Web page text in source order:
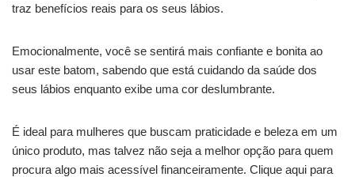
traz benefícios reais para os seus lábios.
Emocionalmente, você se sentirá mais confiante e bonita ao
usar este batom, sabendo que está cuidando da saúde dos
seus lábios enquanto exibe uma cor deslumbrante.
É ideal para mulheres que buscam praticidade e beleza em um
único produto, mas talvez não seja a melhor opção para quem
procura algo mais acessível financeiramente. Clique aqui para